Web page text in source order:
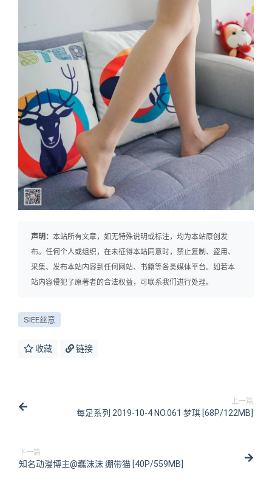
声明： 本站所有文章，如无特殊说明或标注，均为本站原创发
布。任何个人或组织，在未征得本站同意时，禁止复制、盗用、
采集、发布本站内容到任何网站、书籍等各类媒体平台。如若本
站内容侵犯了原著者的合法权益，可联系我们进行处理。
SIEE丝意
收藏 链接
上一篇
每足系列 2019-10-4 NO.061 梦琪 [68P/122MB]
下一篇
知名动漫博主@蠢沫沫 绷带猫 [40P/559MB]